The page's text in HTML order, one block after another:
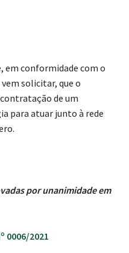
em conformidade com o
solicitar, que o
de um
para atuar junto à rede
por unanimidade em
0006/2021